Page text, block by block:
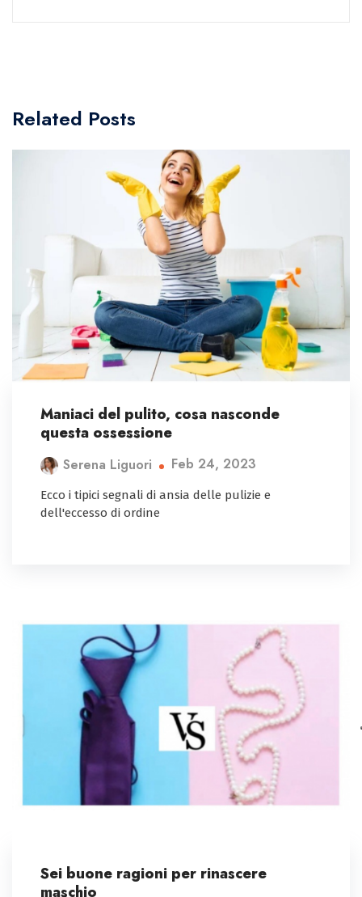
Related Posts
Maniaci del pulito, cosa nasconde
questa ossessione
Serena Liguori Feb 24, 2023
Ecco i tipici segnali di ansia delle pulizie e
dell'eccesso di ordine
Sei buone ragioni per rinascere
maschio